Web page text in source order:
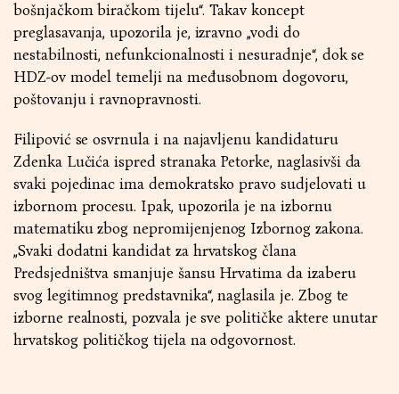
bošnjačkom biračkom tijelu“. Takav koncept
preglasavanja, upozorila je, izravno „vodi do
nestabilnosti, nefunkcionalnosti i nesuradnje“, dok se
HDZ-ov model temelji na međusobnom dogovoru,
poštovanju i ravnopravnosti.
Filipović se osvrnula i na najavljenu kandidaturu
Zdenka Lučića ispred stranaka Petorke, naglasivši da
svaki pojedinac ima demokratsko pravo sudjelovati u
izbornom procesu. Ipak, upozorila je na izbornu
matematiku zbog nepromijenjenog Izbornog zakona.
„Svaki dodatni kandidat za hrvatskog člana
Predsjedništva smanjuje šansu Hrvatima da izaberu
svog legitimnog predstavnika“, naglasila je. Zbog te
izborne realnosti, pozvala je sve političke aktere unutar
hrvatskog političkog tijela na odgovornost.